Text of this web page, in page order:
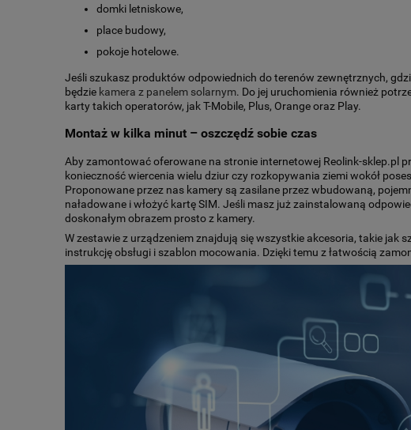
domki letniskowe,
place budowy,
pokoje hotelowe.
Jeśli szukasz produktów odpowiednich do terenów zewnętrznych,
będzie kamera z panelem solarnym. Do jej uruchomienia również
karty takich operatorów, jak T-Mobile, Plus, Orange oraz Play.
Montaż w kilka minut – oszczędź sobie czas
Aby zamontować oferowane na stronie internetowej Reolink-sklep.pl
konieczność wiercenia wielu dziur czy rozkopywania ziemi wokół
Proponowane przez nas kamery są zasilane przez wbudowaną,
naładowane i włożyć kartę SIM. Jeśli masz już zainstalowaną
doskonałym obrazem prosto z kamery.
W zestawie z urządzeniem znajdują się wszystkie akcesoria, takie
instrukcję obsługi i szablon mocowania. Dzięki temu z łatwością